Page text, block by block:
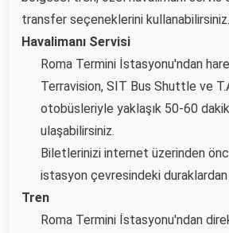
transfer seçeneklerini kullanabilirsiniz.
Havalimanı Servisi
Roma Termini İstasyonu'ndan
Terravision, SIT Bus Shuttle ve
otobüsleriyle yaklaşık 50-60
ulaşabilirsiniz.
Biletlerinizi internet üzerinden
istasyon çevresindeki
Tren
Roma Termini İstasyonu'ndan